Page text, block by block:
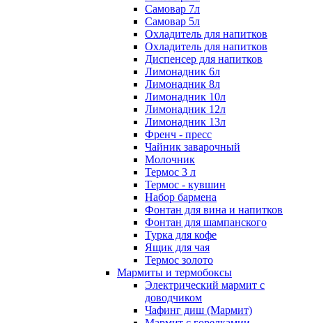
Самовар 7л
Самовар 5л
Охладитель для напитков
Охладитель для напитков
Диспенсер для напитков
Лимонадник 6л
Лимонадник 8л
Лимонадник 10л
Лимонадник 12л
Лимонадник 13л
Френч - пресс
Чайник заварочный
Молочник
Термос 3 л
Термос - кувшин
Набор бармена
Фонтан для вина и напитков
Фонтан для шампанского
Турка для кофе
Ящик для чая
Термос золото
Мармиты и термобоксы
Электрический мармит с
доводчиком
Чафинг диш (Мармит)